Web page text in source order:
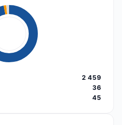
2 459
36
45